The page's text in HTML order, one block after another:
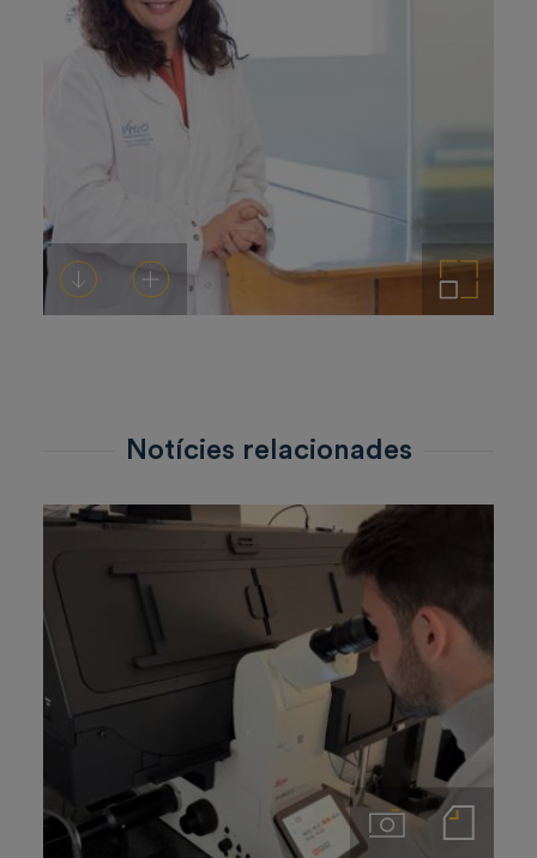
Descarregar-ho Afegeix a la cistella Amplia la imatge
Notícies relacionades
ImágenesNotas de prensa